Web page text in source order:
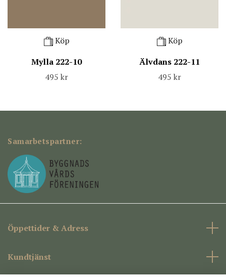
Köp
Mylla 222-10
495 kr
Köp
Älvdans 222-11
495 kr
Samarbetspartner:
Öppettider & Adress
Kundtjänst